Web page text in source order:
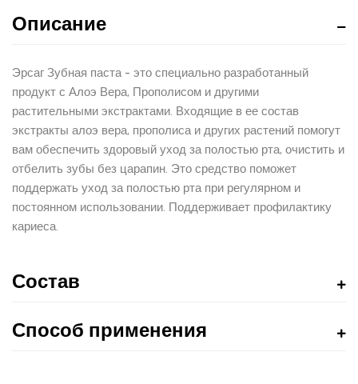
Описание
Эрсаг Зубная паста - это специально разработанный
продукт с Алоэ Вера, Прополисом и другими
растительными экстрактами. Входящие в ее состав
экстракты алоэ вера, прополиса и других растений помогут
вам обеспечить здоровый уход за полостью рта, очистить и
отбелить зубы без царапин. Это средство поможет
поддержать уход за полостью рта при регулярном и
постоянном использовании. Поддерживает профилактику
кариеса.
Состав
Способ применения